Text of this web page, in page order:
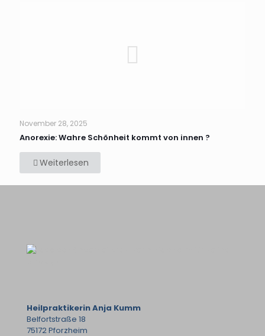
November 28, 2025
Anorexie: Wahre Schönheit kommt von innen ?
Weiterlesen
Heilpraktikerin Anja Kumm
Belfortstraße 18
75172 Pforzheim